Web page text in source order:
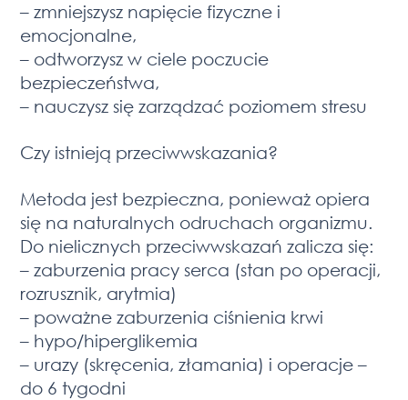
– zmniejszysz napięcie fizyczne i
emocjonalne,
– odtworzysz w ciele poczucie
bezpieczeństwa,
– nauczysz się zarządzać poziomem stresu
Czy istnieją przeciwwskazania?
Metoda jest bezpieczna, ponieważ opiera
się na naturalnych odruchach organizmu.
Do nielicznych przeciwwskazań zalicza się:
– zaburzenia pracy serca (stan po operacji,
rozrusznik, arytmia)
– poważne zaburzenia ciśnienia krwi
– hypo/hiperglikemia
– urazy (skręcenia, złamania) i operacje –
do 6 tygodni